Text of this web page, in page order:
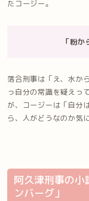
たコージー。
「粉か
落合刑事は「え、水か
っ自分の常識を疑えっ
が、コージーは「自分
ら、人がどうなのか気
阿久津刑事の
ンバーグ」